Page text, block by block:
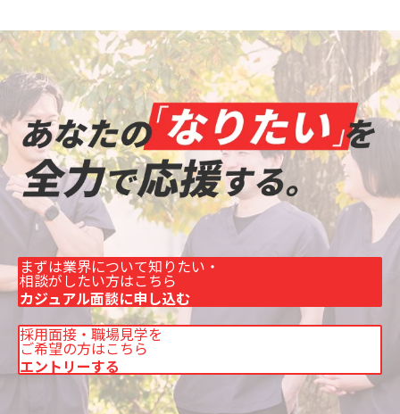
まずは業界について知りたい・
相談がしたい方はこちら
カジュアル面談に申し込む
採用面接・職場見学を
ご希望の方はこちら
エントリーする